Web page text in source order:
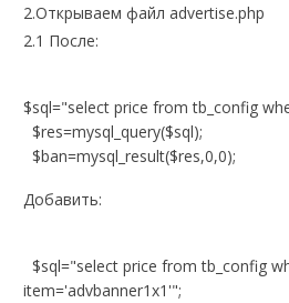
2.Открываем файл advertise.php
2.1 После:
$sql="select price from tb_config
$res=mysql_query($sql);
$ban=mysql_result($res,0,0);
Добавить:
$sql="select price from tb_config
item='advbanner1x1'";